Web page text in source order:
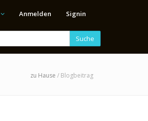
Anmelden Signin
Suche
zu Hause / Blogbeitrag